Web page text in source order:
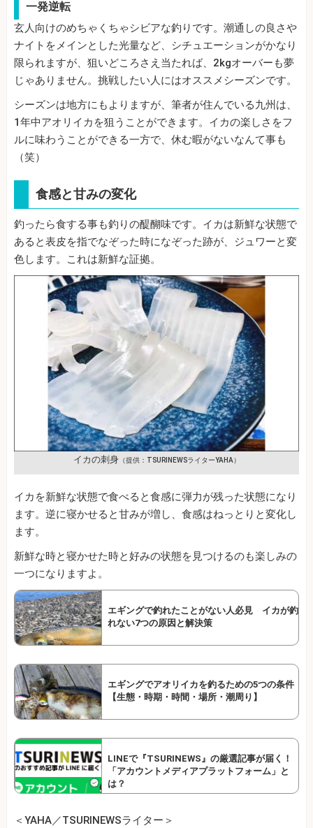
一発逆転
玄人向けのめちゃくちゃシビアな釣りです。潮通しの良さや
ナイトをメインとした光量など、シチュエーションがかなり
限られますが、狙いどころさえ当たれば、2kgオーバーも夢
じゃありません。挑戦したい人にはオススメシーズンです。
シーズンは地方にもよりますが、筆者が住んでいる九州は、
1年中アオリイカを狙うことができます。イカの楽しさをフ
ルに味わうことができる一方で、休む暇がないなんて事も
（笑）
食感と甘みの変化
釣ったら食する事も釣りの醍醐味です。イカは新鮮な状態で
あると表皮を指でなぞった時になぞった跡が、ジュワーと変
色します。これは新鮮な証拠。
イカの刺身（提供：TSURINEWSライターYAHA）
イカを新鮮な状態で食べると食感に弾力が残った状態になり
ます。逆に寝かせると甘みが増し、食感はねっとりと変化し
ます。
新鮮な時と寝かせた時と好みの状態を見つけるのも楽しみの
一つになりますよ。
エギングで釣れたことがない人必見 イカが釣
れない7つの原因と解決策
エギングでアオリイカを釣るための5つの条件
【生態・時期・時間・場所・潮周り】
LINEで『TSURINEWS』の厳選記事が届く！
「アカウントメディアプラットフォーム」と
は？
＜YAHA／TSURINEWSライター＞